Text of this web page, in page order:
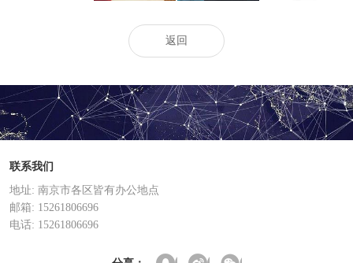
返回
联系我们
地址: 南京市各区皆有办公地点
邮箱: 15261806696
电话: 15261806696